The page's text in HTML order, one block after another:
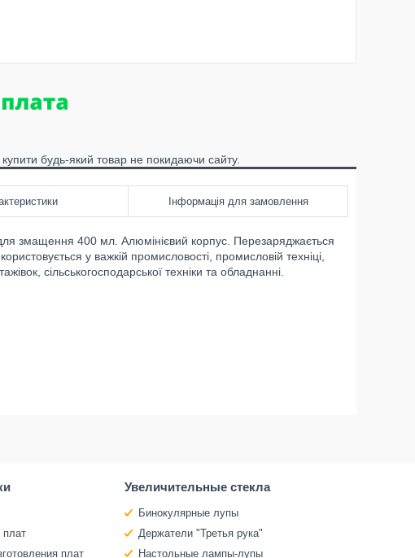
будь-який товар не покидаючи сайту.
Інформація для замовлення
змащення 400 мл. Алюмінієвий корпус. Перезаряджається
у важкій промисловості, промисловій техніці,
сільськогосподарської техніки та обладнанні.
плат
Увеличительные стекла
Бинокулярные лупы
Держатели "Третья рука"
Настольные лампы-лупы